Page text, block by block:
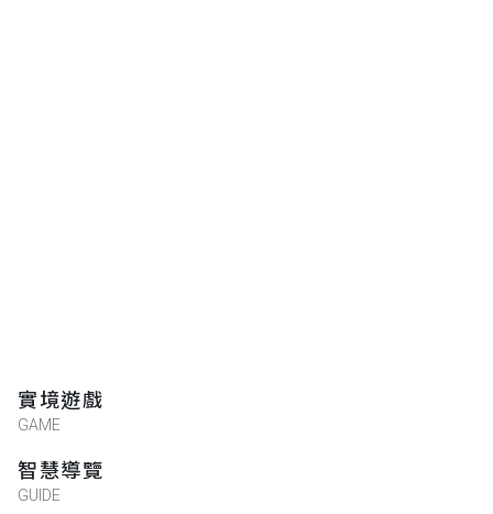
實境遊戲
GAME
智慧導覽
GUIDE